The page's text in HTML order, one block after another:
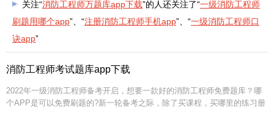
关注“消防工程师万题库app下载”的人还关注了“一级消防工程师
刷题用哪个app”、“注册消防工程师手机app”、“一级消防工程师口
诀app”
消防工程师考试题库app下载
2022年一级消防工程师备考开启，想要一款好的消防工程师免费题库？哪
个APP是可以免费刷题的?新一轮备考之际，除了买课程，买哪里的练习册